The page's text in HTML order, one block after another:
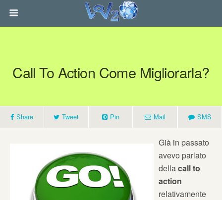
Call To Action Come Migliorarla?
Share Tweet Pin Mail SMS
Già in passato
avevo parlato
dellacall to
action
relativamente